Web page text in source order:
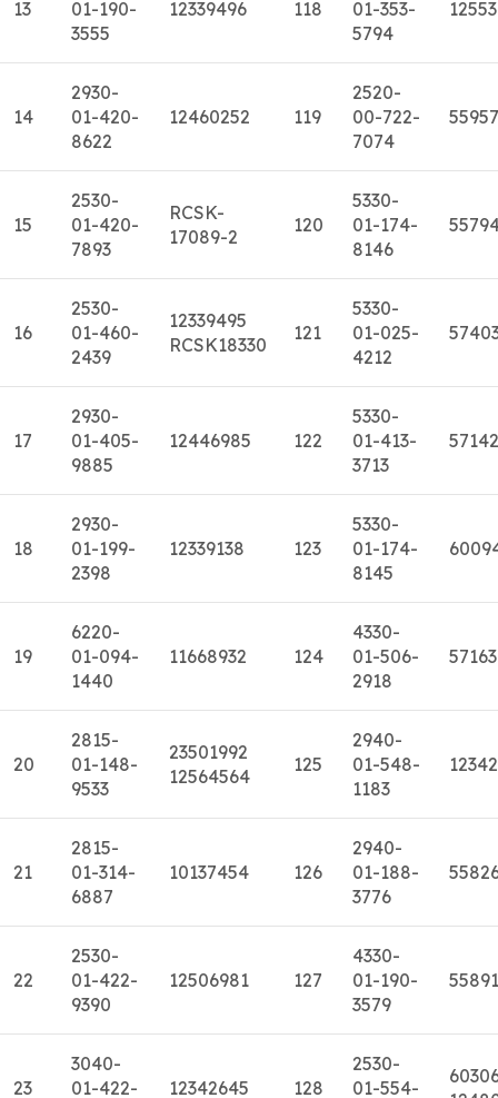
13
01-190-
3555
12339496 118
01-353-
5794
14
2930-
01-420-
8622
12460252 119
2520-
00-722-
7074
15
2530-
01-420-
7893
RCSK-
17089-2
120
5330-
01-174-
8146
16
2530-
01-460-
2439
12339495
RCSK18330
121
5330-
01-025-
4212
17
2930-
01-405-
9885
12446985 122
5330-
01-413-
3713
18
2930-
01-199-
2398
12339138 123
5330-
01-174-
8145
19
6220-
01-094-
1440
11668932 124
4330-
01-506-
2918
20
2815-
01-148-
9533
23501992
12564564
125
2940-
01-548-
1183
21
2815-
01-314-
6887
10137454 126
2940-
01-188-
3776
22
2530-
01-422-
9390
12506981 127
4330-
01-190-
3579
23
3040-
01-422-
12342645 128
2530-
01-554-